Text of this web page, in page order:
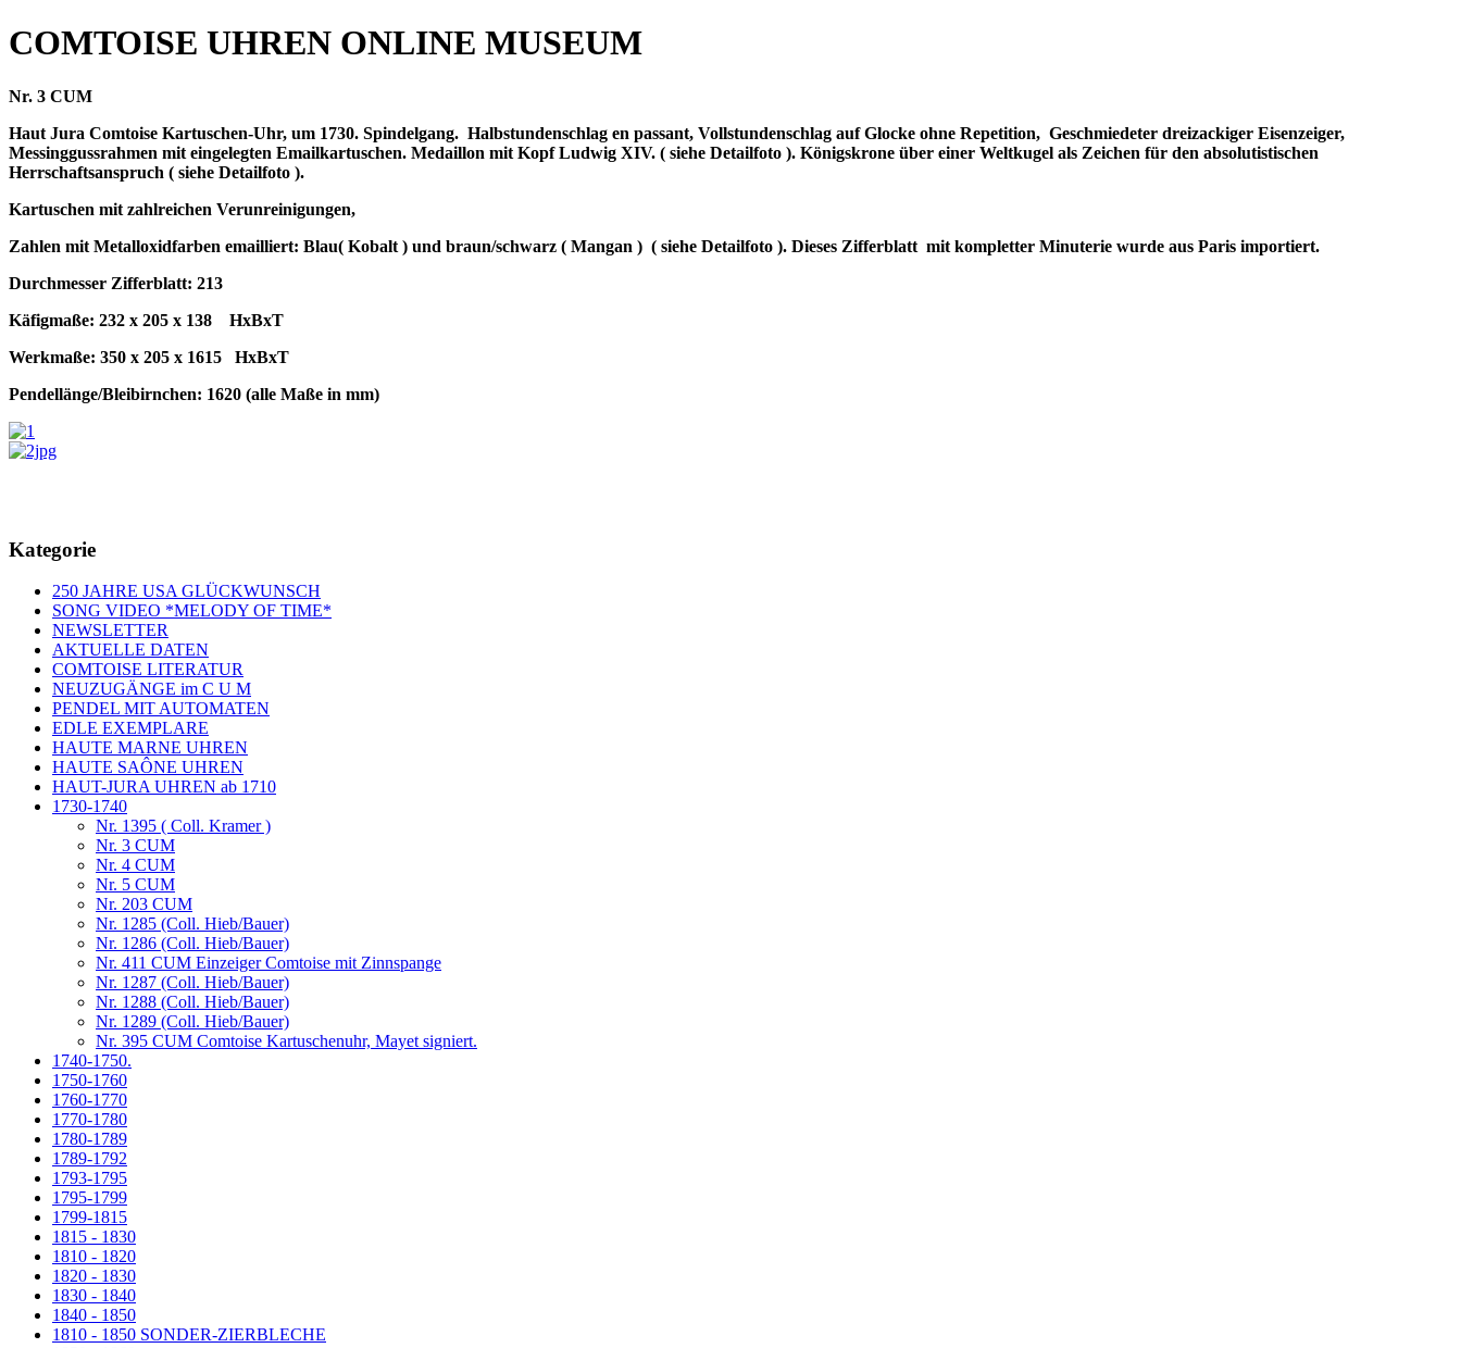
COMTOISE UHREN ONLINE MUSEUM
Nr. 3 CUM
Haut Jura Comtoise Kartuschen-Uhr, um 1730. Spindelgang. Halbstundenschlag en passant, Vollstundenschlag auf Glocke ohne Repetition, Geschmiedeter dreizackiger Eisenzeiger,
Messinggussrahmen mit eingelegten Emailkartuschen. Medaillon mit Kopf Ludwig XIV. ( siehe Detailfoto ). Königskrone über einer Weltkugel als Zeichen für den absolutistischen
Herrschaftsanspruch ( siehe Detailfoto ).
Kartuschen mit zahlreichen Verunreinigungen,
Zahlen mit Metalloxidfarben emailliert: Blau( Kobalt ) und braun/schwarz ( Mangan ) ( siehe Detailfoto ). Dieses Zifferblatt mit kompletter Minuterie wurde aus Paris importiert.
Durchmesser Zifferblatt: 213
Käfigmaße: 232 x 205 x 138
HxBxT
Werkmaße: 350 x 205 x 1615
HxBxT
Pendellänge/Bleibirnchen: 1620 (alle Maße in mm)
Kategorie
250 JAHRE USA GLÜCKWUNSCH
SONG VIDEO *MELODY OF TIME*
NEWSLETTER
AKTUELLE DATEN
COMTOISE LITERATUR
NEUZUGÄNGE im C U M
PENDEL MIT AUTOMATEN
EDLE EXEMPLARE
HAUTE MARNE UHREN
HAUTE SAÔNE UHREN
HAUT-JURA UHREN ab 1710
1730-1740
Nr. 1395 ( Coll. Kramer )
Nr. 3 CUM
Nr. 4 CUM
Nr. 5 CUM
Nr. 203 CUM
Nr. 1285 (Coll. Hieb/Bauer)
Nr. 1286 (Coll. Hieb/Bauer)
Nr. 411 CUM Einzeiger Comtoise mit Zinnspange
Nr. 1287 (Coll. Hieb/Bauer)
Nr. 1288 (Coll. Hieb/Bauer)
Nr. 1289 (Coll. Hieb/Bauer)
Nr. 395 CUM Comtoise Kartuschenuhr, Mayet signiert.
1740-1750.
1750-1760
1760-1770
1770-1780
1780-1789
1789-1792
1793-1795
1795-1799
1799-1815
1815 - 1830
1810 - 1820
1820 - 1830
1830 - 1840
1840 - 1850
1810 - 1850 SONDER-ZIERBLECHE